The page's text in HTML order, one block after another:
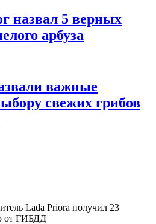
назвал 5 верных
арбуза
важные
свежих грибов
Lada Priora получил 23
от ГИБДД